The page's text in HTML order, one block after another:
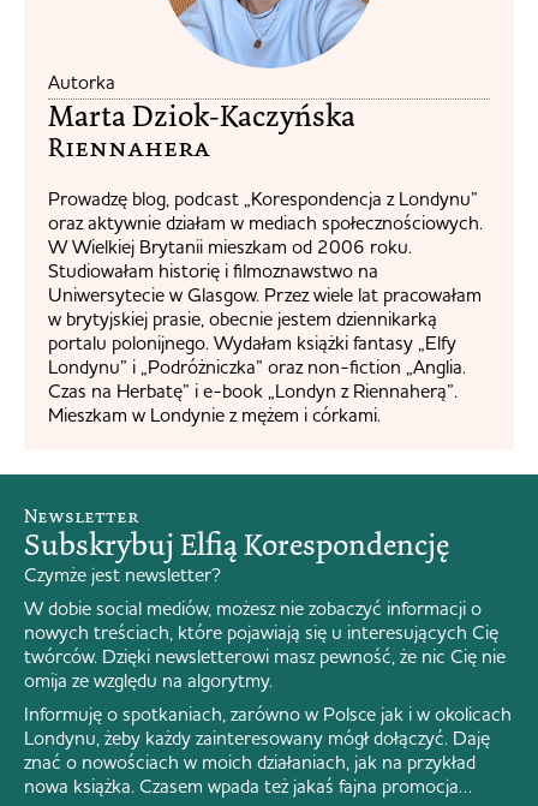
Autorka
Marta Dziok-Kaczyńska
Riennahera​
Prowadzę blog, podcast „Korespondencja z Londynu”
oraz aktywnie działam w mediach społecznościowych.
W Wielkiej Brytanii mieszkam od 2006 roku.
Studiowałam historię i filmoznawstwo na
Uniwersytecie w Glasgow. Przez wiele lat pracowałam
w brytyjskiej prasie, obecnie jestem dziennikarką
portalu polonijnego. Wydałam książki fantasy „Elfy
Londynu” i „Podróżniczka” oraz non-fiction „Anglia.
Czas na Herbatę” i e-book „Londyn z Riennaherą”.
Mieszkam w Londynie z mężem i córkami.
Newsletter
Subskrybuj Elfią Korespondencję
Czymże jest newsletter?
W dobie social mediów, możesz nie zobaczyć informacji o
nowych treściach, które pojawiają się u interesujących Cię
twórców. Dzięki newsletterowi masz pewność, że nic Cię nie
omija ze względu na algorytmy.
Informuję o spotkaniach, zarówno w Polsce jak i w okolicach
Londynu, żeby każdy zainteresowany mógł dołączyć. Daję
znać o nowościach w moich działaniach, jak na przykład
nowa książka. Czasem wpada też jakaś fajna promocja…